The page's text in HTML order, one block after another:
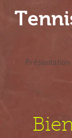
Présentation